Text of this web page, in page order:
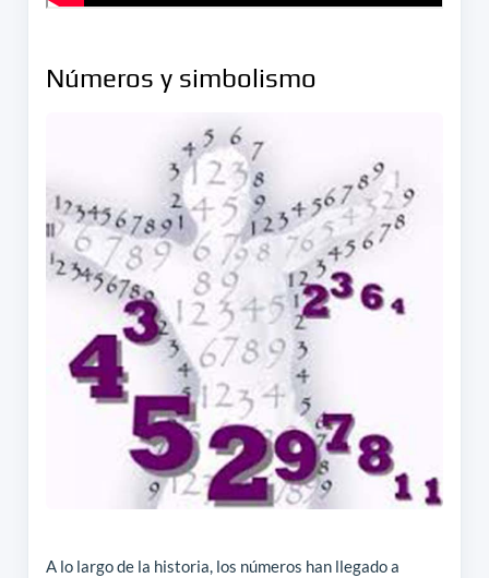
Números y simbolismo
A lo largo de la historia, los números han llegado a